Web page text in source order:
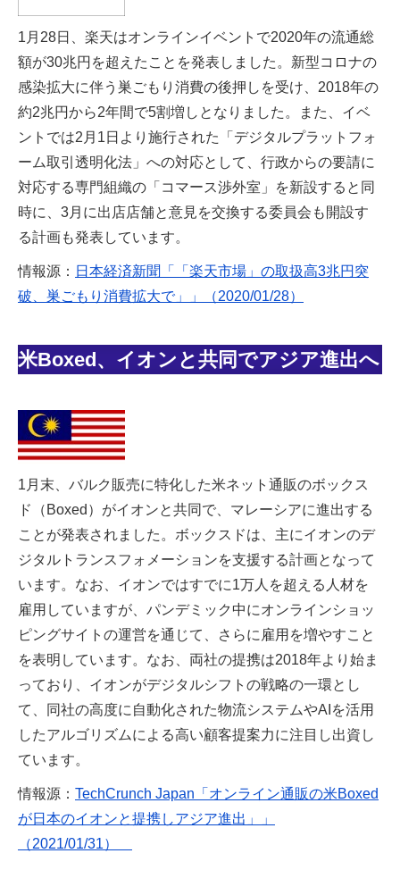
1月28日、楽天はオンラインイベントで2020年の流通総
額が30兆円を超えたことを発表しました。新型コロナの
感染拡大に伴う巣ごもり消費の後押しを受け、2018年の
約2兆円から2年間で5割増しとなりました。また、イベ
ントでは2月1日より施行された「デジタルプラットフォ
ーム取引透明化法」への対応として、行政からの要請に
対応する専門組織の「コマース渉外室」を新設すると同
時に、3月に出店店舗と意見を交換する委員会も開設す
る計画も発表しています。
情報源： 日本経済新聞「「楽天市場」の取扱高3兆円突
破、巣ごもり消費拡大で」」（2020/01/28）
米Boxed、イオンと共同でアジア進出へ
1月末、バルク販売に特化した米ネット通販のボックス
ド（Boxed）がイオンと共同で、マレーシアに進出する
ことが発表されました。ボックスドは、主にイオンのデ
ジタルトランスフォメーションを支援する計画となって
います。なお、イオンではすでに1万人を超える人材を
雇用していますが、パンデミック中にオンラインショッ
ピングサイトの運営を通じて、さらに雇用を増やすこと
を表明しています。なお、両社の提携は2018年より始ま
っており、イオンがデジタルシフトの戦略の一環とし
て、同社の高度に自動化された物流システムやAIを活用
したアルゴリズムによる高い顧客提案力に注目し出資し
ています。
情報源： TechCrunch Japan「オンライン通販の米Boxed
が日本のイオンと提携しアジア進出」」
（2021/01/31）